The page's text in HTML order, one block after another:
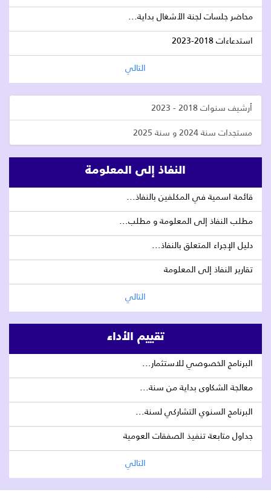
محاضر جلسات لجنة الأشغال بداية...
استدعاءات 2018-2023
التالي
أرشيف سنوات 2018 - 2023
مستجدات سنة 2024 و سنة 2025
النفاذ إلى المعلومة
قائمة اسمية في المكلفين بالنفاذ...
مطلب النفاذ إلى المعلومة و مطلب...
دليل الإجراء المتعلق بالنفاذ...
تقارير النفاذ إلى المعلومة
التالي
تقييم الأداء
البرنامج الخصوصي للاستثمار...
معالجة الشكاوى بداية من سنة...
البرنامج السنوي التشاركي لسنة...
جداول متابعة تنفيذ الصفقات العومية
التالي